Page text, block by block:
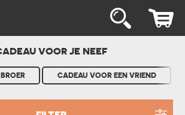
VOOR JE NEEF
CADEAU VOOR EEN VRIEND